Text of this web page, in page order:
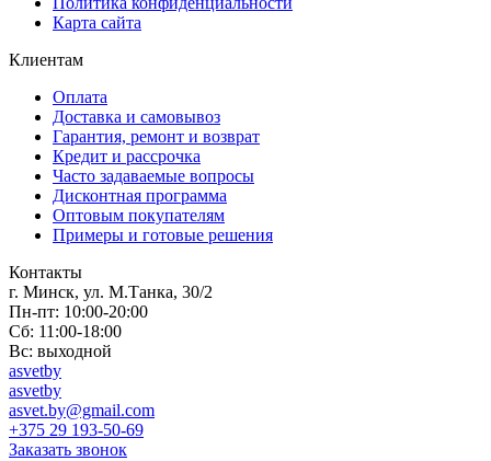
Карта сайта
Клиентам
Оплата
Доставка и самовывоз
Гарантия, ремонт и возврат
Кредит и рассрочка
Часто задаваемые вопросы
Дисконтная программа
Оптовым покупателям
Примеры и готовые решения
Контакты
г. Минск, ул. М.Танка, 30/2
Пн-пт: 10:00-20:00
Сб: 11:00-18:00
Вс: выходной
asvetby
asvetby
asvet.by@gmail.com
+375 29 193-50-69
Заказать звонок